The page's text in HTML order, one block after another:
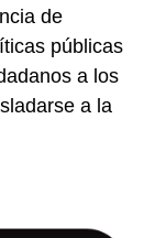
de
públicas
a los
a la